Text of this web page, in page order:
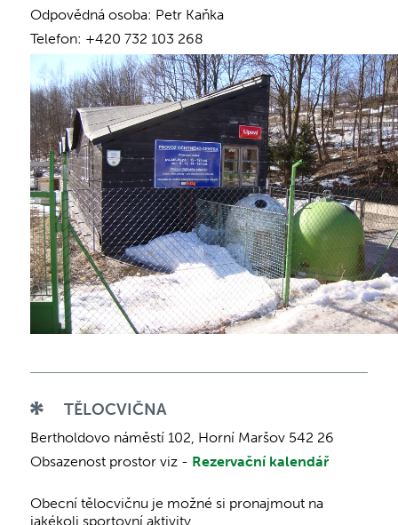
Odpovědná osoba: Petr Kaňka
Telefon: +420 732 103 268
TĚLOCVIČNA
Bertholdovo náměstí 102, Horní Maršov 542 26
Obsazenost prostor viz - Rezervační kalendář
Obecní tělocvičnu je možné si pronajmout na
jakékoli sportovní aktivity.